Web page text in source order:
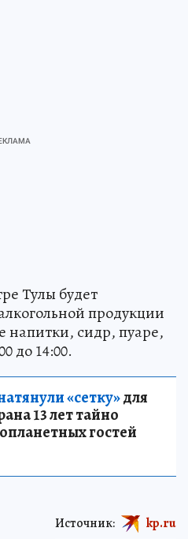
Тулы будет
продукции
напитки, сидр, пуаре,
до 14:00.
«сетку»для
13 лет тайно
гостей
Источник: kp.ru